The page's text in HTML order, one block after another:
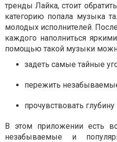
тренды Лайка, стоит
категорию попала музыка
молодых исполнителей.
каждого наполниться
помощью такой музыки
задеть самые тайные
пережить
прочувствовать
В этом приложении есть
незабываемые и